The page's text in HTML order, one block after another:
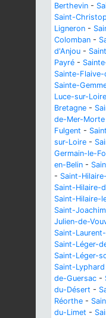
Berthevin -
Saint-
Ligneron -
Colomban -
d'Anjou -
Payré -
Sainte-
Sainte-
Luce-sur-Loire
Bretagne -
de-Mer-Morte
Fulgent -
sur-Loire -
Germain-le-
en-Belin -
- Saint-
Saint-Hilaire-
Saint-Hilaire-
Saint-Joachim
Julien-de-
Saint-
Saint-Léger-
Saint-Léger-
Saint-Lyphard
de-Guersac -
du-Désert -
Réorthe -
du-Limet -